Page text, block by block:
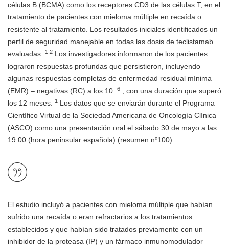
células B (BCMA) como los receptores CD3 de las células T, en el
tratamiento de pacientes con mieloma múltiple en recaída o
resistente al tratamiento. Los resultados iniciales identificados un
perfil de seguridad manejable en todas las dosis de teclistamab
evaluadas.
1,2 Los investigadores informaron de los pacientes
lograron respuestas profundas que persistieron, incluyendo
algunas respuestas completas de enfermedad residual mínima
(EMR) – negativas (RC) a los 10 -6
, con una duración que superó
los 12 meses.
1 Los datos que se enviarán durante el Programa
Científico Virtual de la Sociedad Americana de Oncología Clínica
(ASCO) como una presentación oral el sábado 30 de mayo a las
19:00 (hora peninsular española) (resumen nº100).
El estudio incluyó a pacientes con mieloma múltiple que habían
sufrido una recaída o eran refractarios a los tratamientos
establecidos y que habían sido tratados previamente con un
inhibidor de la proteasa (IP) y un fármaco inmunomodulador